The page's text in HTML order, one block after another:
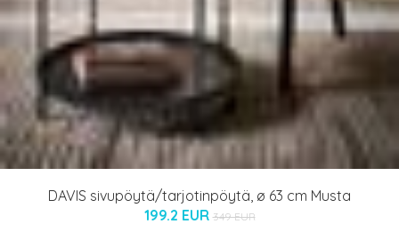
DAVIS sivupöytä/tarjotinpöytä, ø 63 cm Musta
199.2 EUR 349 EUR